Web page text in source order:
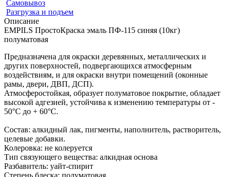
Самовывоз
Разгрузка и подъем
Описание
EMPILS ПростоКраска эмаль ПФ-115 синяя (10кг)
полуматовая
Предназначена для окраски деревянных, металлических и
других поверхностей, подвергающихся атмосферным
воздействиям, и для окраски внутри помещений (оконные
рамы, двери, ДВП, ДСП).
Атмосферостойкая, образует полуматовое покрытие, обладает
высокой адгезией, устойчива к изменению температуры от -
50°С до + 60°С.
Состав: алкидный лак, пигменты, наполнитель, растворитель,
целевые добавки.
Колеровка: не колеруется
Тип связующего вещества: алкидная основа
Разбавитель: уайт-спирит
Степень блеска: полуматовая